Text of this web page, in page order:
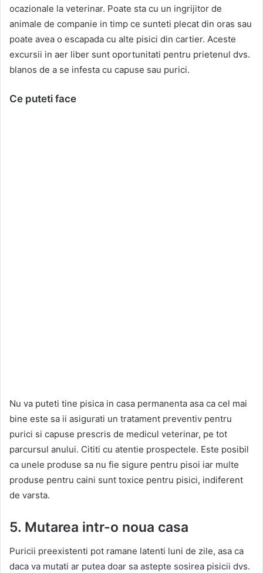
ocazionale la veterinar. Poate sta cu un ingrijitor de
animale de companie in timp ce sunteti plecat din oras sau
poate avea o escapada cu alte pisici din cartier. Aceste
excursii in aer liber sunt oportunitati pentru prietenul dvs.
blanos de a se infesta cu capuse sau purici.
Ce puteti face
Nu va puteti tine pisica in casa permanenta asa ca cel mai
bine este sa ii asigurati un tratament preventiv pentru
purici si capuse prescris de medicul veterinar, pe tot
parcursul anului. Cititi cu atentie prospectele. Este posibil
ca unele produse sa nu fie sigure pentru pisoi iar multe
produse pentru caini sunt toxice pentru pisici, indiferent
de varsta.
5. Mutarea intr-o noua casa
Puricii preexistenti pot ramane latenti luni de zile, asa ca
daca va mutati ar putea doar sa astepte sosirea pisicii dvs.